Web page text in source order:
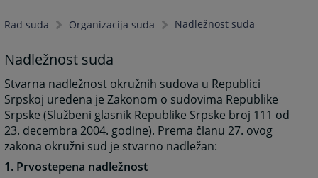
Rad suda Organizacija suda Nadležnost suda
Nadležnost suda
Stvarna nadležnost okružnih sudova u Republici
Srpskoj uređena je Zakonom o sudovima Republike
Srpske (Službeni glasnik Republike Srpske broj 111 od
23. decembra 2004. godine). Prema članu 27. ovog
zakona okružni sud je stvarno nadležan:
1. Prvostepena nadležnost